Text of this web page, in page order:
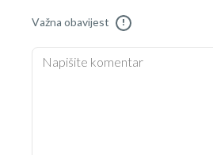
Važna obavijest !